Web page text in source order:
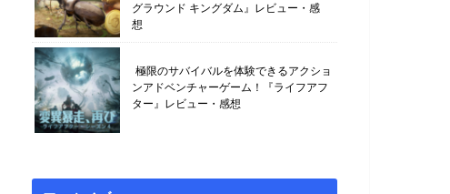
グラウンド キングダム』レビュー・感
想
極限のサバイバルを体験できるアクショ
ンアドベンチャーゲーム！『ライフアフ
ター』レビュー・感想